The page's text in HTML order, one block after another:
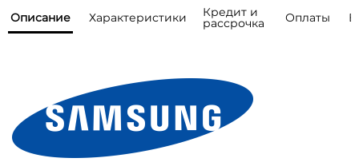
Описание Характеристики Кредит и
рассрочка Оплаты
Общая информация
Бренд
Samsung
Серия
QN90F
Мы предоставляем возможность
покупки товаров
в кредит или рассрочку от
банков-партнеров
Как правильно выбрать телевизор? Не
понимаю, какая диагональ и технология мне
подойдёт. Моделей слишком много.
Есть ли шоурум, где можно посмотреть